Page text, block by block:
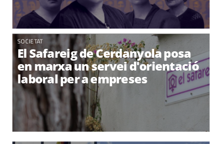
SOCIETAT
El Safareig de Cerdanyola posa
en marxa un servei d'orientació
laboral per a empreses